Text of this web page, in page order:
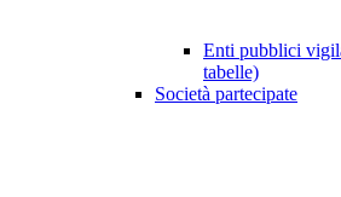
Enti pubblici
tabelle)
Società partecipate